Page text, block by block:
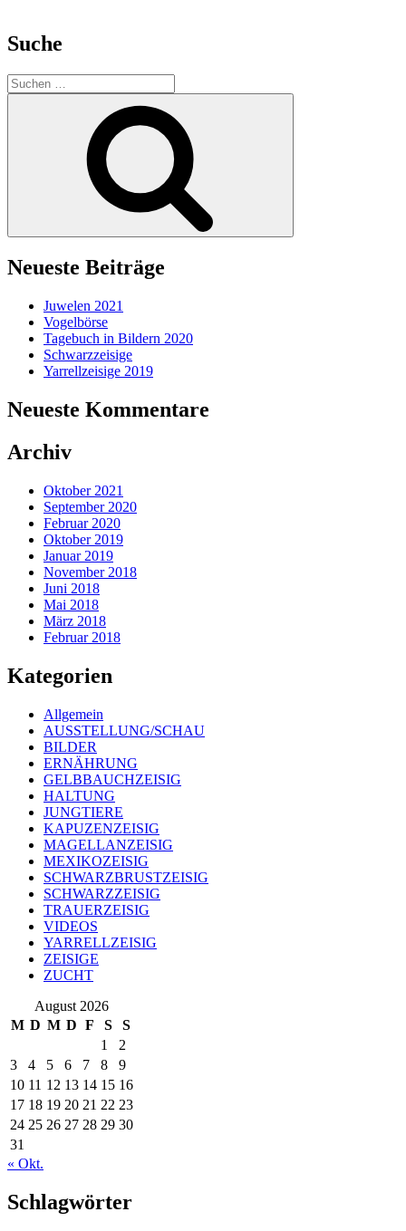
Suche
Suche
nach:
Neueste Beiträge
Juwelen 2021
Vogelbörse
Tagebuch in Bildern 2020
Schwarzzeisige
Yarrellzeisige 2019
Neueste Kommentare
Archiv
Oktober 2021
September 2020
Februar 2020
Oktober 2019
Januar 2019
November 2018
Juni 2018
Mai 2018
März 2018
Februar 2018
Kategorien
Allgemein
AUSSTELLUNG/SCHAU
BILDER
ERNÄHRUNG
GELBBAUCHZEISIG
HALTUNG
JUNGTIERE
KAPUZENZEISIG
MAGELLANZEISIG
MEXIKOZEISIG
SCHWARZBRUSTZEISIG
SCHWARZZEISIG
TRAUERZEISIG
VIDEOS
YARRELLZEISIG
ZEISIGE
ZUCHT
August 2026
M D M D F S
S
1
2
3
4 5 6 7 8
9
10 11 12 13 14 15 16
17 18 19 20 21 22 23
24 25 26 27 28 29 30
31
« Okt.
Schlagwörter